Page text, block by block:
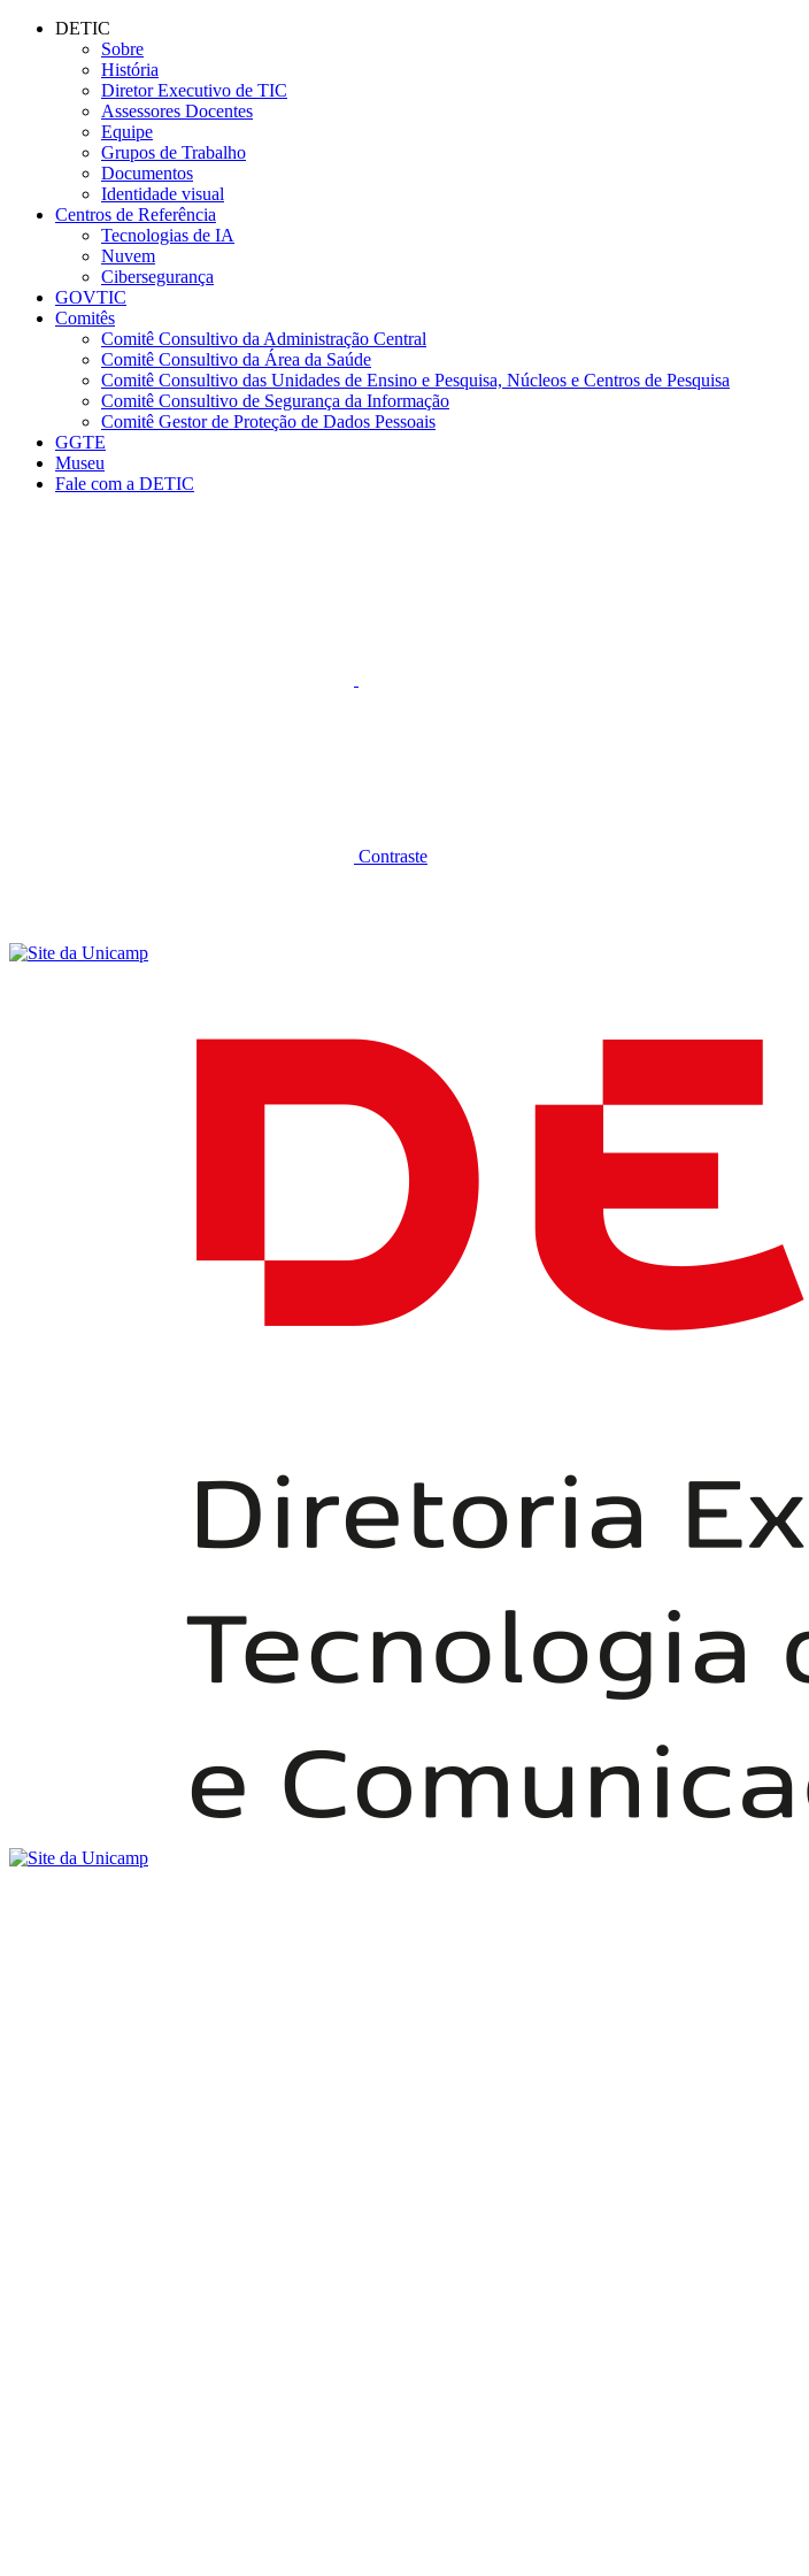
Conteúdo principal
DETIC
Sobre
História
Diretor Executivo de TIC
Assessores Docentes
Equipe
Grupos de Trabalho
Documentos
Identidade visual
Centros de Referência
Tecnologias de IA
Nuvem
Cibersegurança
GOVTIC
Comitês
Comitê Consultivo da Administração Central
Comitê Consultivo da Área da Saúde
Comitê Consultivo das Unidades de Ensino e Pesquisa, Núcleos e Centros de Pesquisa
Comitê Consultivo de Segurança da Informação
Comitê Gestor de Proteção de Dados Pessoais
GGTE
Museu
Fale com a DETIC
Contraste